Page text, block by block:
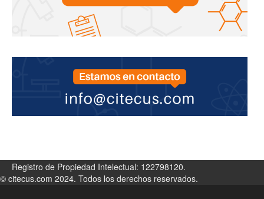
Registro de Propiedad Intelectual: 122798120.
© citecus.com 2024. Todos los derechos reservados.